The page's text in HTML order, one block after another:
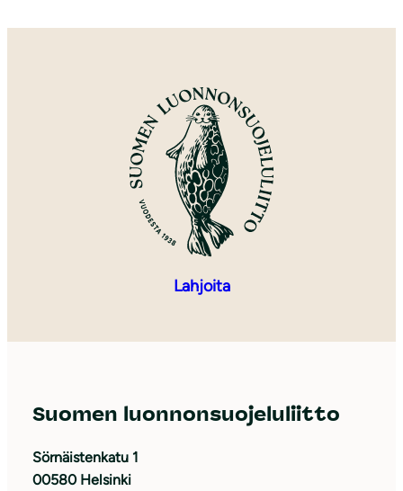
Lahjoita
Suomen luonnonsuojeluliitto
Sörnäistenkatu 1
00580 Helsinki